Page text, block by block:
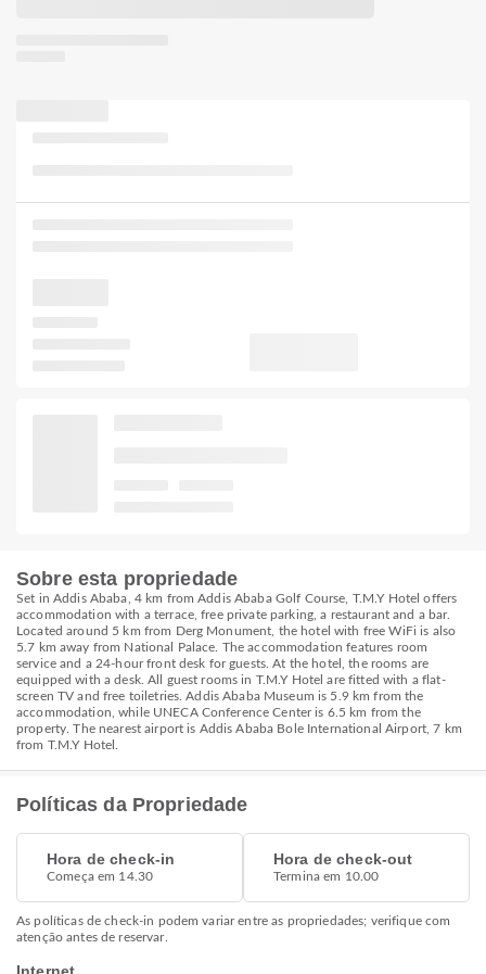
Sobre esta propriedade
Set in Addis Ababa, 4 km from Addis Ababa Golf Course, T.M.Y Hotel offers
accommodation with a terrace, free private parking, a restaurant and a bar.
Located around 5 km from Derg Monument, the hotel with free WiFi is also
5.7 km away from National Palace. The accommodation features room
service and a 24-hour front desk for guests. At the hotel, the rooms are
equipped with a desk. All guest rooms in T.M.Y Hotel are fitted with a flat-
screen TV and free toiletries. Addis Ababa Museum is 5.9 km from the
accommodation, while UNECA Conference Center is 6.5 km from the
property. The nearest airport is Addis Ababa Bole International Airport, 7 km
from T.M.Y Hotel.
Políticas da Propriedade
Hora de check-in
Começa em 14.30
Hora de check-out
Termina em 10.00
As políticas de check-in podem variar entre as propriedades; verifique com
atenção antes de reservar.